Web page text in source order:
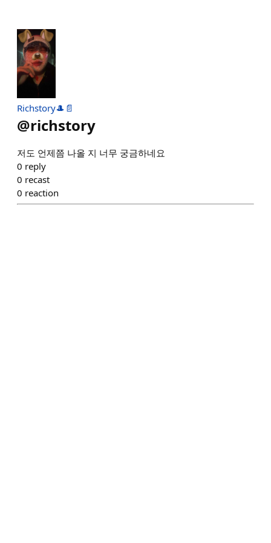
Richstory🎩📄
@richstory
저도 언제쯤 나올 지 너무 궁금하네요
0 reply
0 recast
0 reaction